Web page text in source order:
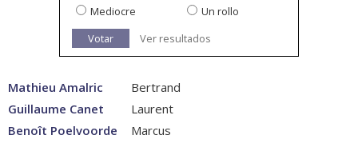
Mediocre
Un rollo
Votar
Ver resultados
Mathieu Amalric
Bertrand
Guillaume Canet
Laurent
Benoît Poelvoorde
Marcus